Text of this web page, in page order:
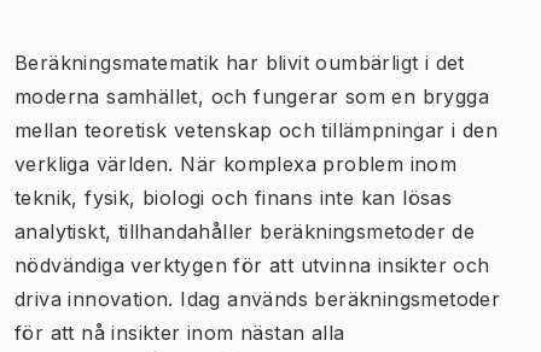
Beräkningsmatematik har blivit oumbärligt i det
moderna samhället, och fungerar som en brygga
mellan teoretisk vetenskap och tillämpningar i den
verkliga världen. När komplexa problem inom
teknik, fysik, biologi och finans inte kan lösas
analytiskt, tillhandahåller beräkningsmetoder de
nödvändiga verktygen för att utvinna insikter och
driva innovation. Idag används beräkningsmetoder
för att nå insikter inom nästan alla